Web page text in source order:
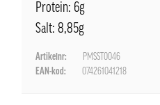
Protein: 6g
Salt: 8,85g
Artikelnr:
PMSST0046
EAN-kod:
074261041218